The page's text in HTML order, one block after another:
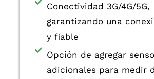
Conectividad 3G/4G/5G,
garantizando una
y fiable
Opción de agregar
adicionales para medir